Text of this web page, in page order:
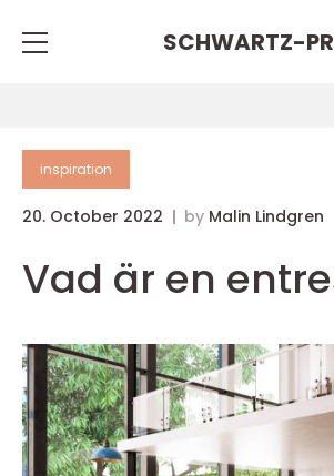
SCHWARTZ-
inspiration
20. October 2022 by Malin Lindgren
Vad är en